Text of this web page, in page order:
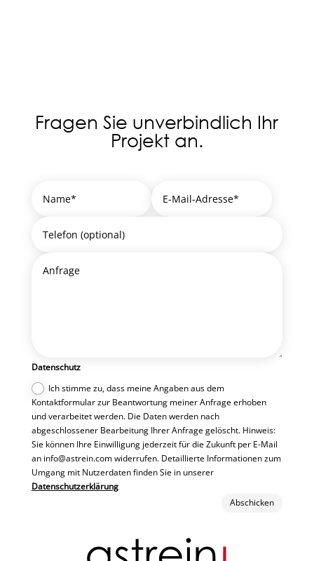
Fragen Sie unverbindlich Ihr
Projekt an.
Datenschutz
Ich stimme zu, dass meine Angaben aus dem
Kontaktformular zur Beantwortung meiner Anfrage erhoben
und verarbeitet werden. Die Daten werden nach
abgeschlossener Bearbeitung Ihrer Anfrage gelöscht. Hinweis:
Sie können Ihre Einwilligung jederzeit für die Zukunft per E-Mail
an info@astrein.com widerrufen. Detaillierte Informationen zum
Umgang mit Nutzerdaten finden Sie in unserer
Datenschutzerklärung
Abschicken